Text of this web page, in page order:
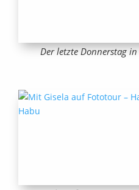
Der letzte Donnerstag